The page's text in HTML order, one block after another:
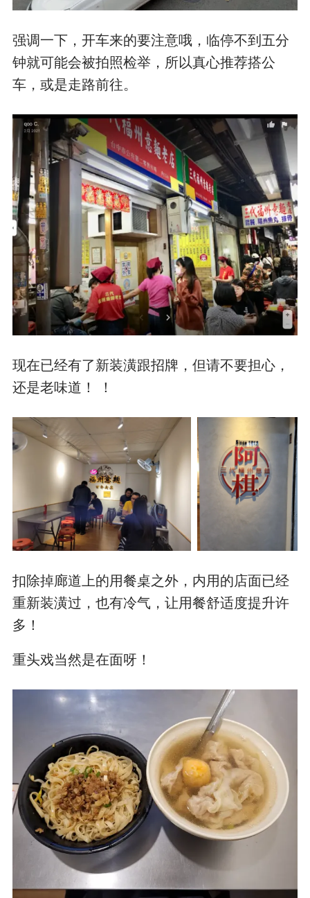
强调一下，开车来的要注意哦，临停不到五分
钟就可能会被拍照检举，所以真心推荐搭公
车，或是走路前往。
现在已经有了新装潢跟招牌，但请不要担心，
还是老味道！ ！
扣除掉廊道上的用餐桌之外，内用的店面已经
重新装潢过，也有冷气，让用餐舒适度提升许
多！
重头戏当然是在面呀！